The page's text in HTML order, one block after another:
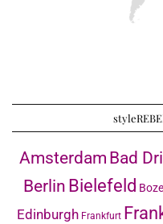
Amsterdam Bad
Berlin Bielefeld
Edinburgh Frankfurt